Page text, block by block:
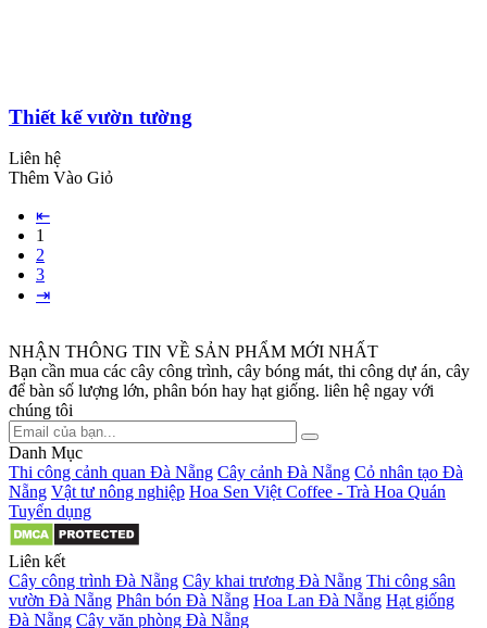
Thiết kế vườn tường
Liên hệ
Thêm Vào Giỏ
⇤
1
2
3
⇥
NHẬN THÔNG TIN VỀ SẢN PHẨM MỚI NHẤT
Bạn cần mua các cây công trình, cây bóng mát, thi công dự án, cây
để bàn số lượng lớn, phân bón hay hạt giống. liên hệ ngay với
chúng tôi
Danh Mục
Thi công cảnh quan Đà Nẵng Cây cảnh Đà Nẵng Cỏ nhân tạo Đà
Nẵng Vật tư nông nghiệp Hoa Sen Việt Coffee - Trà Hoa Quán
Tuyển dụng
Liên kết
Cây công trình Đà Nẵng Cây khai trương Đà Nẵng Thi công sân
vườn Đà Nẵng Phân bón Đà Nẵng Hoa Lan Đà Nẵng Hạt giống
Đà Nẵng Cây văn phòng Đà Nẵng